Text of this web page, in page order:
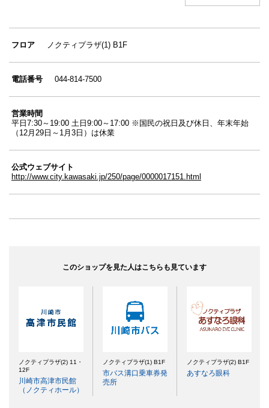
フロア ノクティプラザ(1) B1F
電話番号 044-814-7500
営業時間
平日7:30～19:00 土日9:00～17:00 ※国民の祝日及び休日、年末年始
（12月29日～1月3日）は休業
公式ウェブサイト
http://www.city.kawasaki.jp/250/page/0000017151.html
このショップを見た人はこちらも見ています
ノクティプラザ(2) 11・
12F
川崎市高津市民館
（ノクティホール）
ノクティプラザ(1) B1F
市バス溝口乗車券発
売所
ノクティプラザ(2) B1F
あすなろ眼科